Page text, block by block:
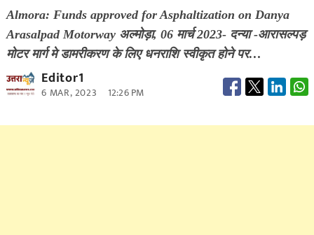
Almora: Funds approved for Asphaltization on Danya
Arasalpad Motorway अल्मोड़ा, 06 मार्च 2023- दन्या -आरासल्पड़
मोटर मार्ग मे डामरीकरण के लिए धनराशि स्वीकृत होने पर…
Editor1
6 MAR, 2023 12:26 PM